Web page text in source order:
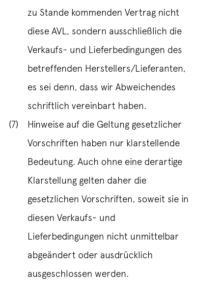
zu Stande kommenden Vertrag nicht
diese AVL, sondern ausschließlich die
Verkaufs- und Lieferbedingungen des
betreffenden Herstellers/Lieferanten,
es sei denn, dass wir Abweichendes
schriftlich vereinbart haben.
(7)
Hinweise auf die Geltung gesetzlicher
Vorschriften haben nur klarstellende
Bedeutung. Auch ohne eine derartige
Klarstellung gelten daher die
gesetzlichen Vorschriften, soweit sie in
diesen Verkaufs- und
Lieferbedingungen nicht unmittelbar
abgeändert oder ausdrücklich
ausgeschlossen werden.